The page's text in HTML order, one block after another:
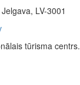
LV-3001
tūrisma